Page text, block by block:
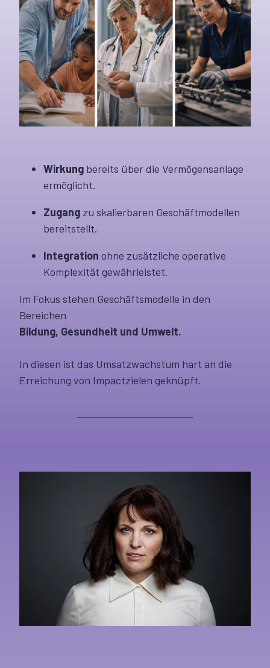
Wirkung bereits über die Vermögensanlage
ermöglicht.
Zugang zu skalierbaren Geschäftmodellen
bereitstellt.
Integration ohne zusätzliche operative
Komplexität gewährleistet.
Im Fokus stehen Geschäftsmodelle in den
Bereichen
Bildung, Gesundheit und Umwelt.
In diesen ist das Umsatzwachstum hart an die
Erreichung von Impactzielen geknüpft.